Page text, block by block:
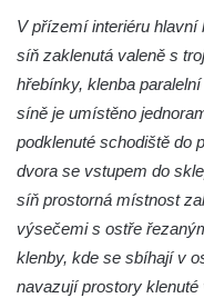
Zámek v Pnětlukách
Zámek Skalka u
Zámek Milešov
Zámek Kostomlaty
Zámek Chcebuz
Zámek Libčeves
Zámek Hrdly
V přízemí interiéru
síň zaklenutá valeně s
hřebínky, klenba
síně je umístěno
podklenuté schodiště do
dvora se vstupem do
síň prostorná místnost
výsečemi s ostře
klenby, kde se sbíhají v
navazují prostory